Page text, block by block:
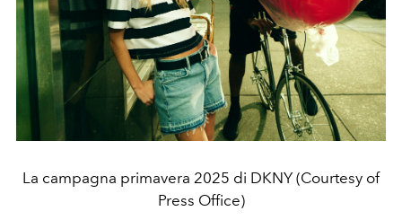
La campagna primavera 2025 di DKNY (Courtesy of
Press Office)